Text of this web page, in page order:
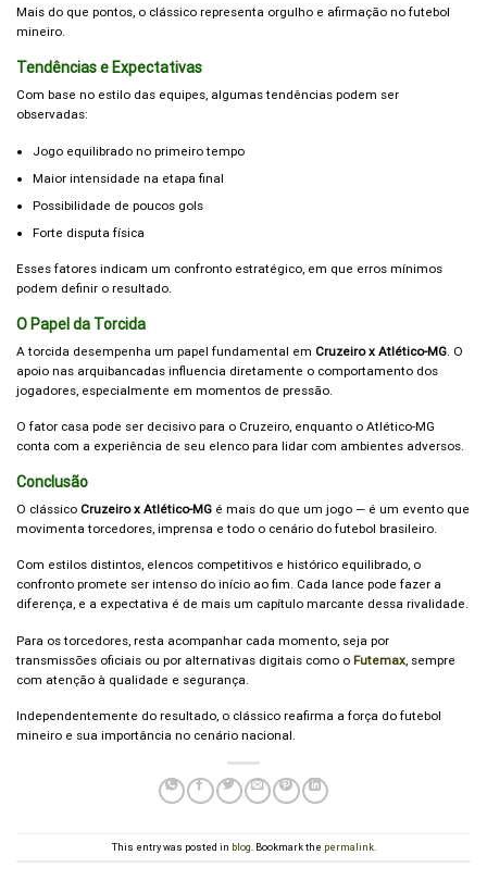
Mais do que pontos, o clássico representa orgulho e afirmação no futebol
mineiro.
Tendências e Expectativas
Com base no estilo das equipes, algumas tendências podem ser
observadas:
Jogo equilibrado no primeiro tempo
Maior intensidade na etapa final
Possibilidade de poucos gols
Forte disputa física
Esses fatores indicam um confronto estratégico, em que erros mínimos
podem definir o resultado.
O Papel da Torcida
A torcida desempenha um papel fundamental em Cruzeiro x Atlético-MG. O
apoio nas arquibancadas influencia diretamente o comportamento dos
jogadores, especialmente em momentos de pressão.
O fator casa pode ser decisivo para o Cruzeiro, enquanto o Atlético-MG
conta com a experiência de seu elenco para lidar com ambientes adversos.
Conclusão
O clássico Cruzeiro x Atlético-MG é mais do que um jogo — é um evento que
movimenta torcedores, imprensa e todo o cenário do futebol brasileiro.
Com estilos distintos, elencos competitivos e histórico equilibrado, o
confronto promete ser intenso do início ao fim. Cada lance pode fazer a
diferença, e a expectativa é de mais um capítulo marcante dessa rivalidade.
Para os torcedores, resta acompanhar cada momento, seja por
transmissões oficiais ou por alternativas digitais como o Futemax , sempre
com atenção à qualidade e segurança.
Independentemente do resultado, o clássico reafirma a força do futebol
mineiro e sua importância no cenário nacional.
This entry was posted in blog . Bookmark the permalink.